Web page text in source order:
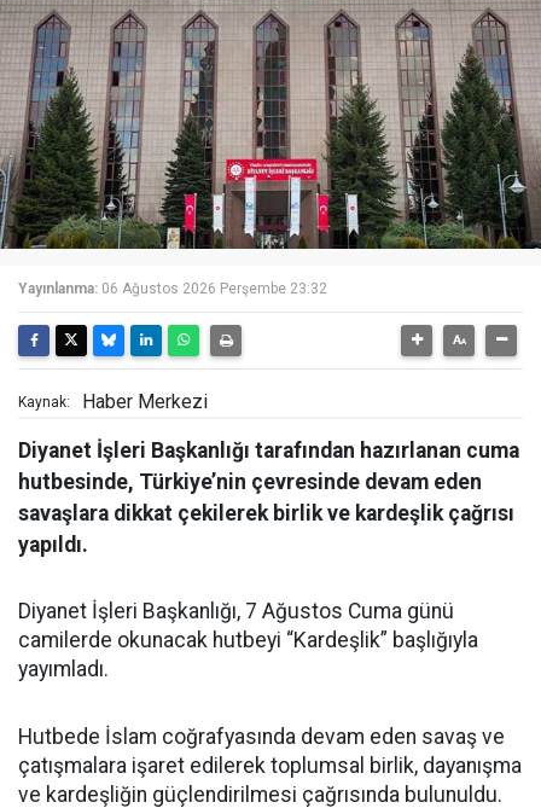
Yayınlanma: 06 Ağustos 2026 Perşembe 23:32
Kaynak: Haber Merkezi
Diyanet İşleri Başkanlığı tarafından hazırlanan cuma
hutbesinde, Türkiye’nin çevresinde devam eden
savaşlara dikkat çekilerek birlik ve kardeşlik çağrısı
yapıldı.
Diyanet İşleri Başkanlığı, 7 Ağustos Cuma günü
camilerde okunacak hutbeyi “Kardeşlik” başlığıyla
yayımladı.
Hutbede İslam coğrafyasında devam eden savaş ve
çatışmalara işaret edilerek toplumsal birlik, dayanışma
ve kardeşliğin güçlendirilmesi çağrısında bulunuldu.